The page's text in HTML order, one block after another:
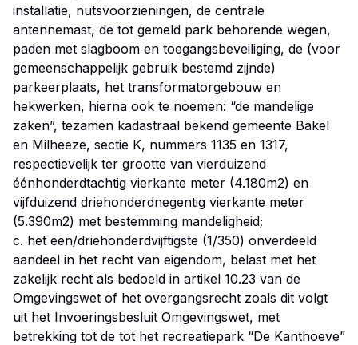
installatie, nutsvoorzieningen, de centrale
antennemast, de tot gemeld park behorende wegen,
paden met slagboom en toegangsbeveiliging, de (voor
gemeenschappelijk gebruik bestemd zijnde)
parkeerplaats, het transformatorgebouw en
hekwerken, hierna ook te noemen: “de mandelige
zaken”, tezamen kadastraal bekend gemeente Bakel
en Milheeze, sectie K, nummers 1135 en 1317,
respectievelijk ter grootte van vierduizend
éénhonderdtachtig vierkante meter (4.180m2) en
vijfduizend driehonderdnegentig vierkante meter
(5.390m2) met bestemming mandeligheid;
c. het een/driehonderdvijftigste (1/350) onverdeeld
aandeel in het recht van eigendom, belast met het
zakelijk recht als bedoeld in artikel 10.23 van de
Omgevingswet of het overgangsrecht zoals dit volgt
uit het Invoeringsbesluit Omgevingswet, met
betrekking tot de tot het recreatiepark “De Kanthoeve”